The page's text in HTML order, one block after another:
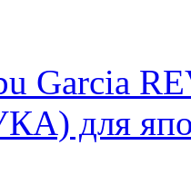
Garcia
для